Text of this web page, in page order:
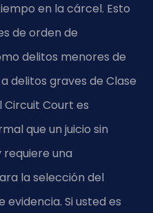
en la cárcel. Esto
de orden de
delitos menores de
delitos graves de Clase
Circuit Court es
que un juicio sin
una
la selección del
Si usted es